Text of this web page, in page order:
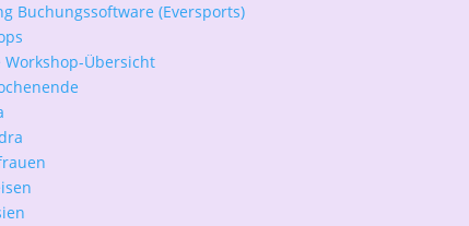
Buchungssoftware (Eversports)
Workshop-Übersicht